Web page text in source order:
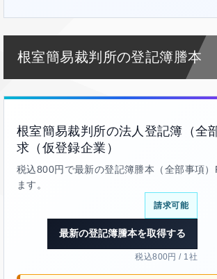
根室簡易裁判所の登記簿謄本
根室簡易裁判所の法人登記簿（全
求（仮登録企業）
税込800円で最新の登記簿謄本（全部事項）
ます。
請求可能
最新の登記簿謄本を取得する
税込800円 / 1社